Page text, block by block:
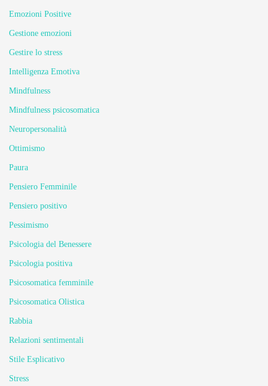
Emozioni Positive
Gestione emozioni
Gestire lo stress
Intelligenza Emotiva
Mindfulness
Mindfulness psicosomatica
Neuropersonalità
Ottimismo
Paura
Pensiero Femminile
Pensiero positivo
Pessimismo
Psicologia del Benessere
Psicologia positiva
Psicosomatica femminile
Psicosomatica Olistica
Rabbia
Relazioni sentimentali
Stile Esplicativo
Stress